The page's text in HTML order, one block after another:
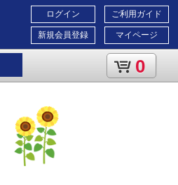
ご利用ガイド
マイページ
ログイン
新規会員登録
0